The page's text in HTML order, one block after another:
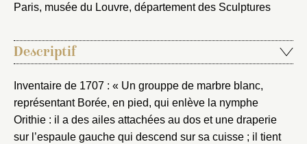
Paris, musée du Louvre, département des Sculptures
Descriptif
Inventaire de 1707 : « Un grouppe de marbre blanc,
représentant Borée, en pied, qui enlève la nymphe
Orithie : il a des ailes attachées au dos et une draperie
sur l’espaule gauche qui descend sur sa cuisse ; il tient